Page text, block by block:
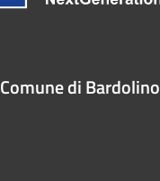
Comune di Bardolino